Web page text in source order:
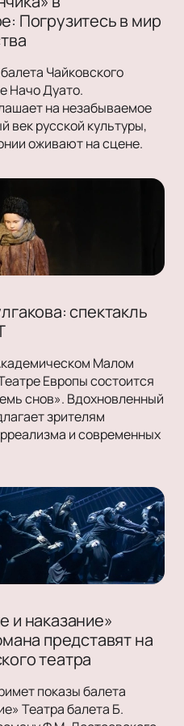
Погрузитесь в мир
Чайковского
Начо Дуато.
на незабываемое
век русской культуры,
оживают на сцене.
спектакль
Малом
Европы состоится
снов». Вдохновленный
зрителям
и современных
и наказание»
представят на
театра
показы балета
Театра балета Б.